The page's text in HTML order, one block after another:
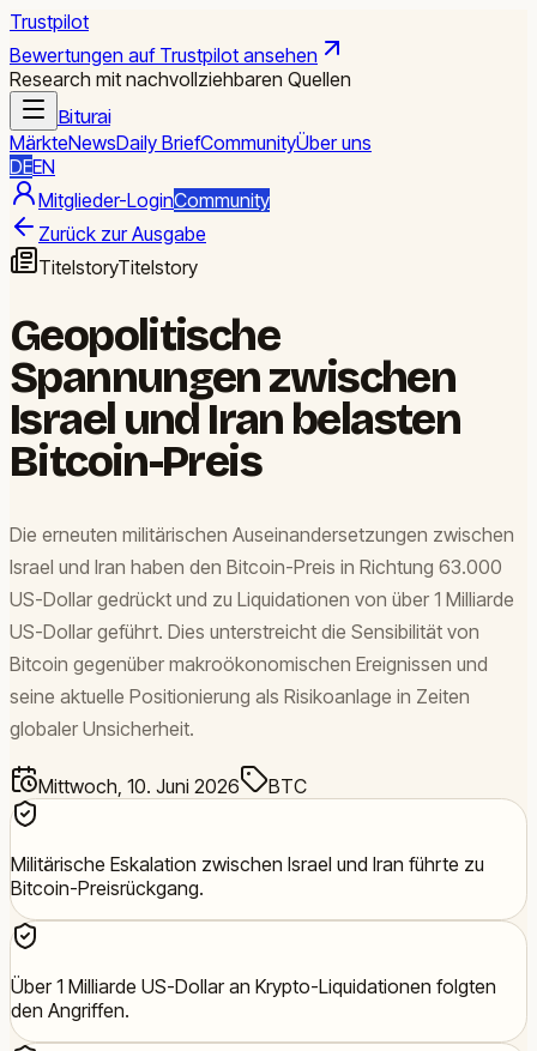
Trustpilot
Bewertungen auf Trustpilot ansehen
Research mit nachvollziehbaren Quellen
Biturai
MärkteNewsDaily BriefCommunityÜber uns
DEEN
Mitglieder-LoginCommunity
Zurück zur Ausgabe
TitelstoryTitelstory
Geopolitische
Spannungen zwischen
Israel und Iran belasten
Bitcoin-Preis
Die erneuten militärischen Auseinandersetzungen zwischen
Israel und Iran haben den Bitcoin-Preis in Richtung 63.000
US-Dollar gedrückt und zu Liquidationen von über 1 Milliarde
US-Dollar geführt. Dies unterstreicht die Sensibilität von
Bitcoin gegenüber makroökonomischen Ereignissen und
seine aktuelle Positionierung als Risikoanlage in Zeiten
globaler Unsicherheit.
Mittwoch, 10. Juni 2026 BTC
Militärische Eskalation zwischen Israel und Iran führte zu
Bitcoin-Preisrückgang.
Über 1 Milliarde US-Dollar an Krypto-Liquidationen folgten
den Angriffen.